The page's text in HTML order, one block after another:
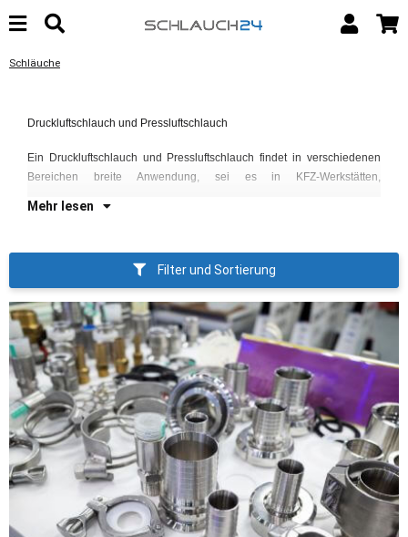
Schläuche
Druckluftschlauch und Pressluftschlauch
Ein Druckluftschlauch und Pressluftschlauch findet in verschiedenen
Bereichen breite Anwendung, sei es in KFZ-Werkstätten,
Mehr lesen
Filter und Sortierung